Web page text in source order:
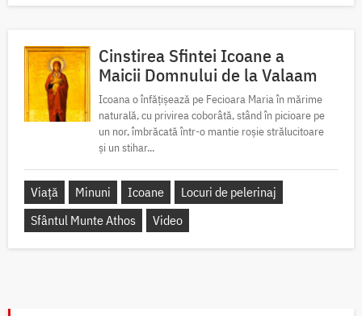
Cinstirea Sfintei Icoane a
Maicii Domnului de la Valaam
Icoana o înfățișează pe Fecioara Maria în mărime
naturală, cu privirea coborâtă, stând în picioare pe
un nor, îmbrăcată într-o mantie roșie strălucitoare
și un stihar...
Viață Minuni Icoane
Locuri de pelerinaj
Sfântul Munte Athos
Video